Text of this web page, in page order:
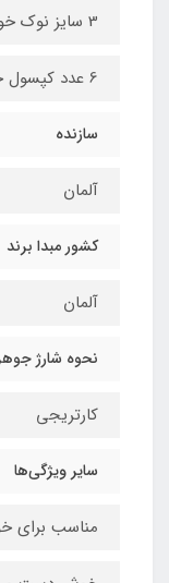
3 سایز نوک خودنویس و
6 عدد کپسول جوهر
سازنده
آلمان
کشور مبدا برند
آلمان
نحوه شارژ
کارتریجی
سایر ویژگی‌ها
مناسب برای